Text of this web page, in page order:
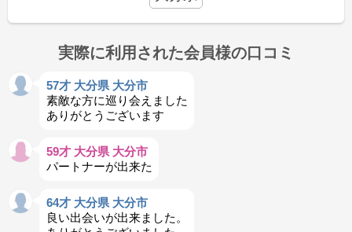
実際に利用された会員様の口コミ
57才 大分県 大分市
素敵な方に巡り会えました
ありがとうございます
59才 大分県 大分市
パートナーが出来た
64才 大分県 大分市
良い出会いが出来ました。